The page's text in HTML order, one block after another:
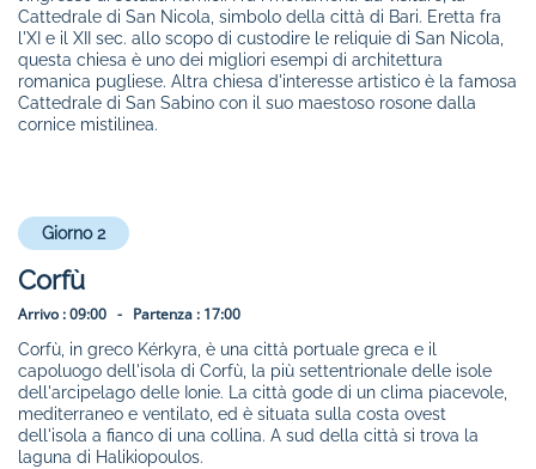
Cattedrale di San Nicola, simbolo della città di Bari. Eretta fra
l'XI e il XII sec. allo scopo di custodire le reliquie di San Nicola,
questa chiesa è uno dei migliori esempi di architettura
romanica pugliese. Altra chiesa d'interesse artistico è la famosa
Cattedrale di San Sabino con il suo maestoso rosone dalla
cornice mistilinea.
Giorno 2
Corfù
Arrivo :09:00 - Partenza : 17:00
Corfù, in greco Kérkyra, è una città portuale greca e il
capoluogo dell'isola di Corfù, la più settentrionale delle isole
dell'arcipelago delle Ionie. La città gode di un clima piacevole,
mediterraneo e ventilato, ed è situata sulla costa ovest
dell'isola a fianco di una collina. A sud della città si trova la
laguna di Halikiopoulos.